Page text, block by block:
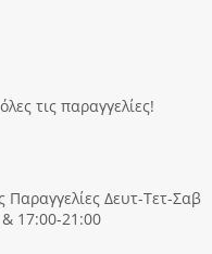
τις παραγγελίες!
Δευτ-Τετ-Σαβ
17:00-21:00